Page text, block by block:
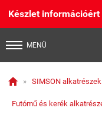
Készlet
MENÜ
 » SIMSON alkatrészek
Futómű és kerék